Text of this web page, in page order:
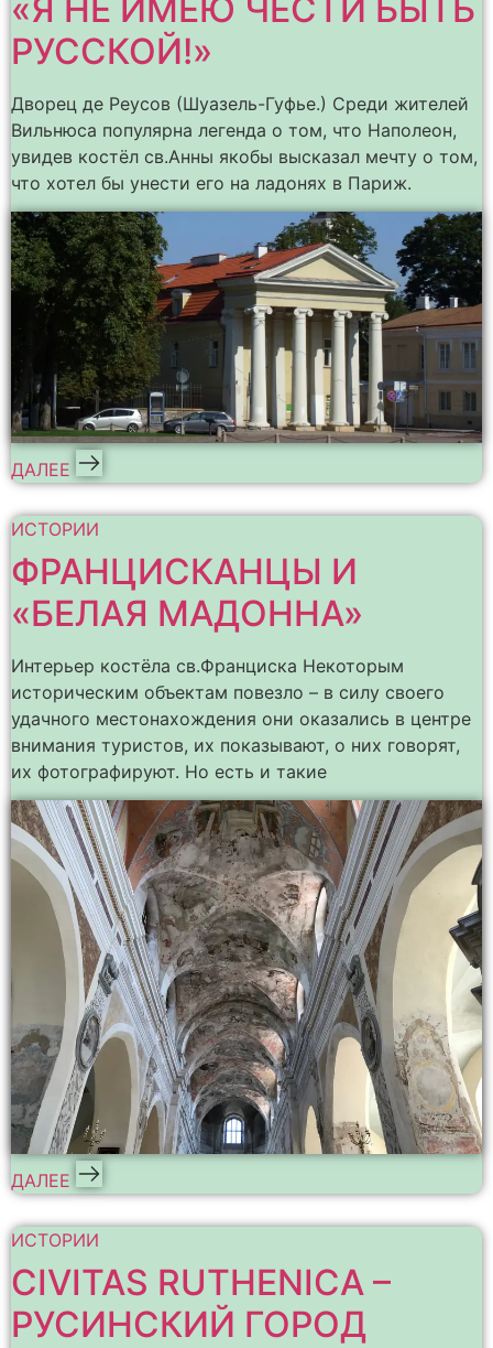
«Я НЕ ИМЕЮ ЧЕСТИ БЫТЬ
РУССКОЙ!»
Дворец де Реусов (Шуазель-Гуфье.) Среди жителей
Вильнюса популярна легенда о том, что Наполеон,
увидев костёл св.Анны якобы высказал мечту о том,
что хотел бы унести его на ладонях в Париж.
ДАЛЕЕ
ИСТОРИИ
ФРАНЦИСКАНЦЫ И
«БЕЛАЯ МАДОННА»
Интерьер костёла св.Франциска Некоторым
историческим объектам повезло – в силу своего
удачного местонахождения они оказались в центре
внимания туристов, их показывают, о них говорят,
их фотографируют. Но есть и такие
ДАЛЕЕ
ИСТОРИИ
CIVITAS RUTHENICA –
РУСИНСКИЙ ГОРОД